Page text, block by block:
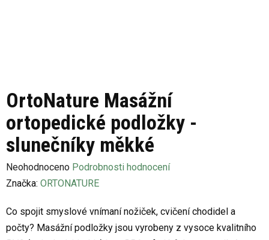
OrtoNature Masážní
ortopedické podložky -
slunečníky měkké
Průměrné
hodnocení
je
0,0
Neohodnoceno Podrobnosti hodnocení
Značka: ORTONATURE
Co spojit smyslové vnímaní nožiček, cvičení chodidel a
počty? Masážní podložky jsou vyrobeny z vysoce kvalitního